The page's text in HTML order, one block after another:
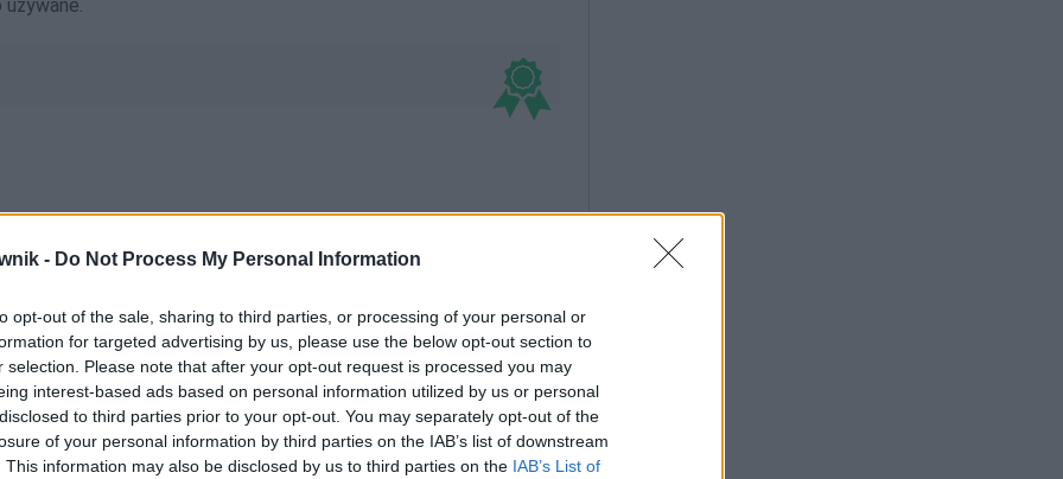
- Do Not Process My Personal Information
opt-out of the sale, sharing to third parties, or processing of your personal or
for targeted advertising by us, please use the below opt-out section to
selection. Please note that after your opt-out request is processed you may
interest-based ads based on personal information utilized by us or personal
to third parties prior to your opt-out. You may separately opt-out of the
of your personal information by third parties on the IAB’s list of downstream
This information may also be disclosed by us to third parties on the IAB’s List of
hipopotamiątkami; hipopotamiątkiem;